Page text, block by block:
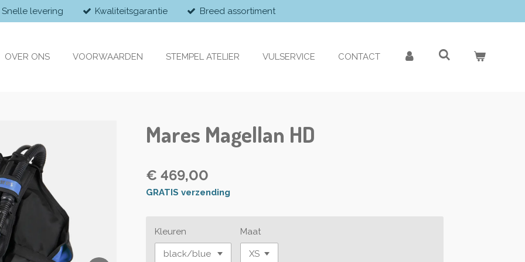
Snelle levering Kwaliteitsgarantie Breed assortiment
OVER ONS VOORWAARDEN STEMPEL ATELIER VULSERVICE CONTACT
Mares Magellan HD
€ 469,00
GRATIS verzending
Kleuren Maat